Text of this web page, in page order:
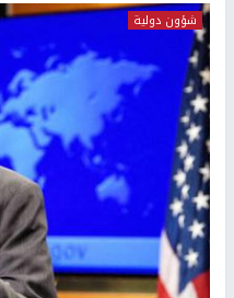
شؤون دولية